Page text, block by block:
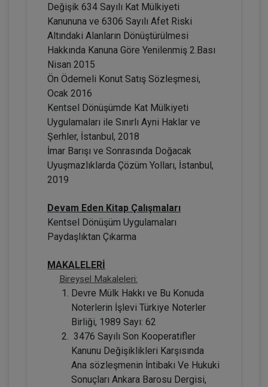
Adi Ortaklıklarda ve Kat Mülkiyeti
Oluşumunda Motorlu Taşıt Aracı Edinimi
Video Eğitimi
300 TL
Resmî Şekle Bağlı Sözleşmelerden
Doğan Alacak Hakkının Devri
Konusunda Yanılgılar Video Eğitimi
ARMAĞANIMIZDIR
Sepete Ekle
Değişik 634 Sayılı Kat Mülkiyeti
Kanununa ve 6306 Sayılı Afet Riski
Altındaki Alanların Dönüştürülmesi
Hakkında Kanuna Göre Yenilenmiş 2.Bası
Nisan 2015
Ön Ödemeli Konut Satış Sözleşmesi,
Ocak 2016
Kentsel Dönüşümde Kat Mülkiyeti
Uygulamaları ile Sınırlı Ayni Haklar ve
Şerhler, İstanbul, 2018
İmar Barışı ve Sonrasında Doğacak
Uyuşmazlıklarda Çözüm Yolları, İstanbul,
2019
Devam Eden Kitap Çalışmaları
Kentsel Dönüşüm Uygulamaları
Paydaşlıktan Çıkarma
MAKALELERİ
Bireysel Makaleleri:
Devre Mülk Hakkı ve Bu Konuda
Noterlerin İşlevi Türkiye Noterler
Birliği, 1989 Sayı: 62
3476 Sayılı Son Kooperatifler
Kanunu Değişiklikleri Karşısında
Ana sözleşmenin İntibakı Ve Hukuki
Sonuçları Ankara Barosu Dergisi,